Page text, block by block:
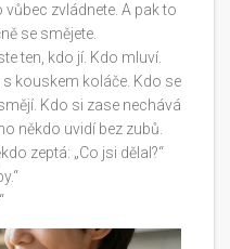
zvládnete. A pak to
se smějete.
ten, kdo jí. Kdo mluví.
kouskem koláče. Kdo se
Kdo si zase nechává
někdo uvidí bez zubů.
zeptá: „Co jsi dělal?“